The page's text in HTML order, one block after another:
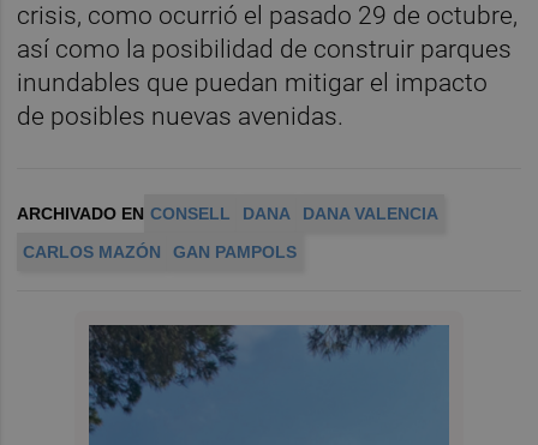
crisis, como ocurrió el pasado 29 de octubre,
así como la posibilidad de construir parques
inundables que puedan mitigar el impacto
de posibles nuevas avenidas.
ARCHIVADO EN CONSELL DANA
DANA VALENCIA
CARLOS MAZÓN
GAN PAMPOLS